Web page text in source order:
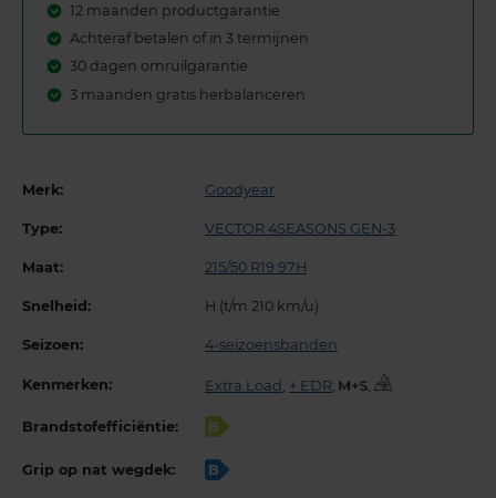
12 maanden productgarantie
Achteraf betalen of in 3 termijnen
30 dagen omruilgarantie
3 maanden gratis herbalanceren
Merk: Goodyear
Type: VECTOR 4SEASONS GEN-3
Maat: 215/50 R19 97H
Snelheid: H (t/m 210 km/u)
Seizoen: 4-seizoensbanden
Kenmerken: Extra Load , + EDR, ,
Brandstofefficiëntie: B
Grip op nat wegdek: B